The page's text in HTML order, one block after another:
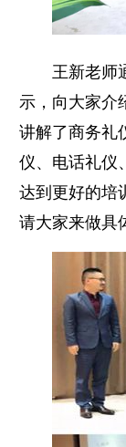
王新老师
示，向大家介
讲解了商务礼
仪、电话礼仪
达到更好的培
请大家来做具